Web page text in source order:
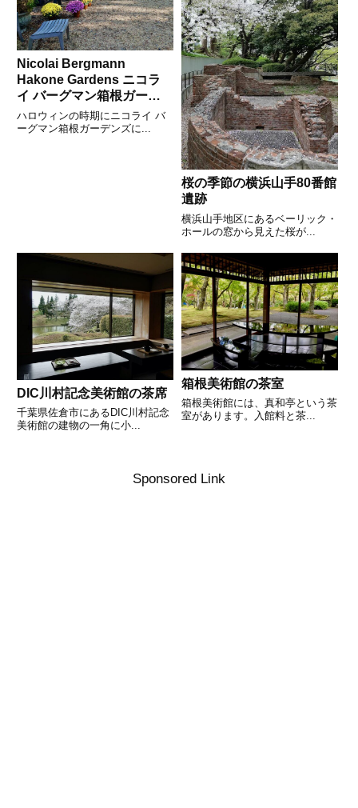
Nicolai Bergmann
Hakone Gardens ニコラ
イ バーグマン箱根ガーデ
ンズのハロウィン その1
ハロウィンの時期にニコライ バ
ーグマン箱根ガーデンズに...
桜の季節の横浜山手80番館
遺跡
横浜山手地区にあるベーリック・
ホールの窓から見えた桜が...
DIC川村記念美術館の茶席
千葉県佐倉市にあるDIC川村記念
美術館の建物の一角に小...
箱根美術館の茶室
箱根美術館には、真和亭という茶
室があります。入館料と茶...
Sponsored Link